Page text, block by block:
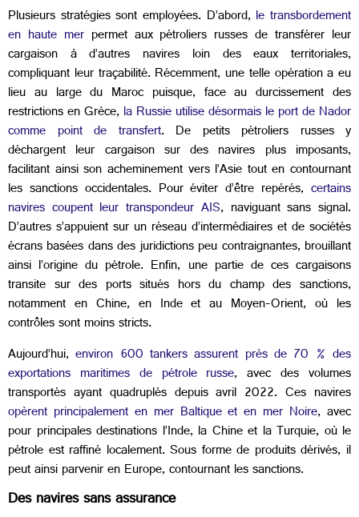
Plusieurs stratégies sont employées. D’abord, le transbordement
en haute merpermet aux pétroliers russes de transférer leur
cargaison à d’autres navires loin des eaux territoriales,
compliquant leur traçabilité. Récemment, une telle opération a eu
lieu au large du Maroc puisque, face au durcissement des
restrictions en Grèce,la Russie utilise désormais le port de Nador
comme point de transfert. De petits pétroliers russes y
déchargent leur cargaison sur des navires plus imposants,
facilitant ainsi son acheminement vers l’Asie tout en contournant
les sanctions occidentales. Pour éviter d’être repérés, certains
navires coupent leur transpondeur AIS, naviguant sans signal.
D’autres s’appuient sur un réseau d’intermédiaires et de sociétés
écrans basées dans des juridictions peu contraignantes, brouillant
ainsi l’origine du pétrole. Enfin, une partie de ces cargaisons
transite sur des ports situés hors du champ des sanctions,
notamment en Chine, en Inde et au Moyen-Orient, où les
contrôles sont moins stricts.
Aujourd’hui,environ 600 tankers assurent près de 70 % des
exportations maritimes de pétrole russe, avec des volumes
transportés ayant quadruplés depuis avril 2022. Ces navires
opèrent principalement en mer Baltique et en mer Noire, avec
pour principales destinations l’Inde, la Chine et la Turquie, où le
pétrole est raffiné localement. Sous forme de produits dérivés, il
peut ainsi parvenir en Europe, contournant les sanctions.
Des navires sans assurance